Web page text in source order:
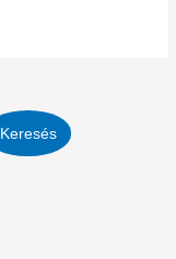
Keresés